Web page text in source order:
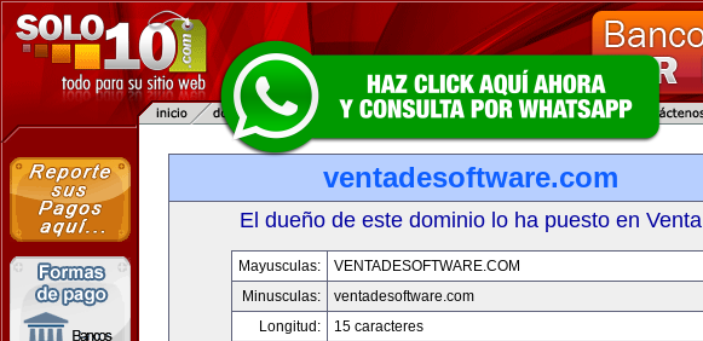
ventadesoftware.com
El dueño de este dominio lo ha puesto en Venta
Mayusculas:
VENTADESOFTWARE.COM
Minusculas:
ventadesoftware.com
Longitud:
15 caracteres